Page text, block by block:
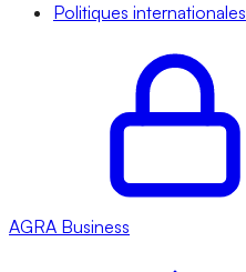
Politiques internationales
AGRA Business